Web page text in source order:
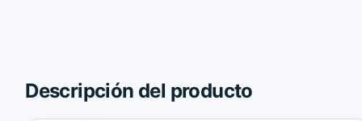
i
a
0
W
Descripción del producto